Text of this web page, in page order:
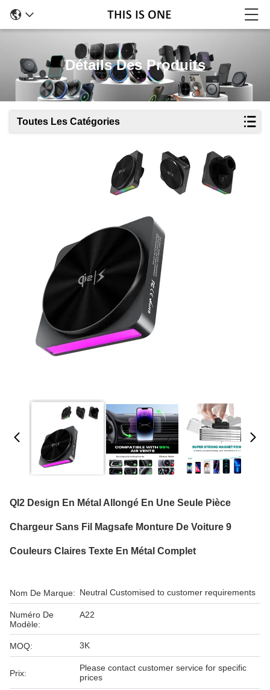
Détails Des Produits
Toutes Les Catégories
QI2 Design En Métal Allongé En Une Seule Pièce
Chargeur Sans Fil Magsafe Monture De Voiture 9
Couleurs Claires Texte En Métal Complet
Nom De Marque: Neutral Customised to customer requirements
Numéro De
Modèle:
A22
MOQ: 3K
Prix:
Please contact customer service for specific
prices